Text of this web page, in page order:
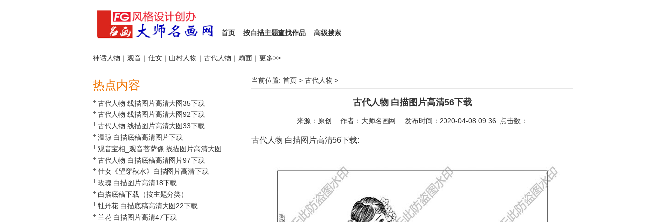
首页 按白描主题查找作品 高级搜索
神话人物 ｜ 观音 ｜ 仕女 ｜ 山村人物 ｜ 古代人物 ｜ 扇面 ｜ 更多>>
热点内容
古代人物 线描图片高清大图35下载
古代人物 线描图片高清大图92下载
古代人物 线描图片高清大图33下载
温琼 白描底稿高清图片下载
观音宝相_观音菩萨像 线描图片高清大图
95下载
古代人物 白描底稿高清图片97下载
仕女《望穿秋水》白描图片高清下载
玫瑰 白描图片高清18下载
白描底稿下载（按主题分类）
牡丹花 白描底稿高清大图22下载
兰花 白描图片高清47下载
当前位置: 首页 > 古代人物 >
古代人物 白描图片高清56下载
来源：原创 作者：大师名画网 发布时间：2020-04-08 09:36 点击数：
古代人物 白描图片高清56下载: